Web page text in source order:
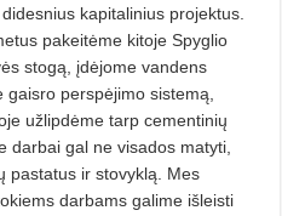
didesnius kapitalinius projektus.
pakeitėme kitoje Spyglio
stogą, įdėjome vandens
gaisro perspėjimo sistemą,
užlipdėme tarp cementinių
darbai gal ne visados matyti,
pastatus ir stovyklą. Mes
darbams galime išleisti